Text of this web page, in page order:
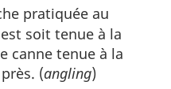
pratiquée au
soit tenue à la
canne tenue à la
(angling)